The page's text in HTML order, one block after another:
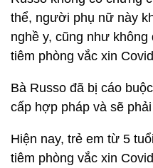
thể, người phụ nữ này
nghề y, cũng như
tiêm phòng vắc xin
Bà Russo đã bị cáo
cấp hợp pháp và sẽ
Hiện nay, trẻ em từ 5
tiêm phòng vắc xin